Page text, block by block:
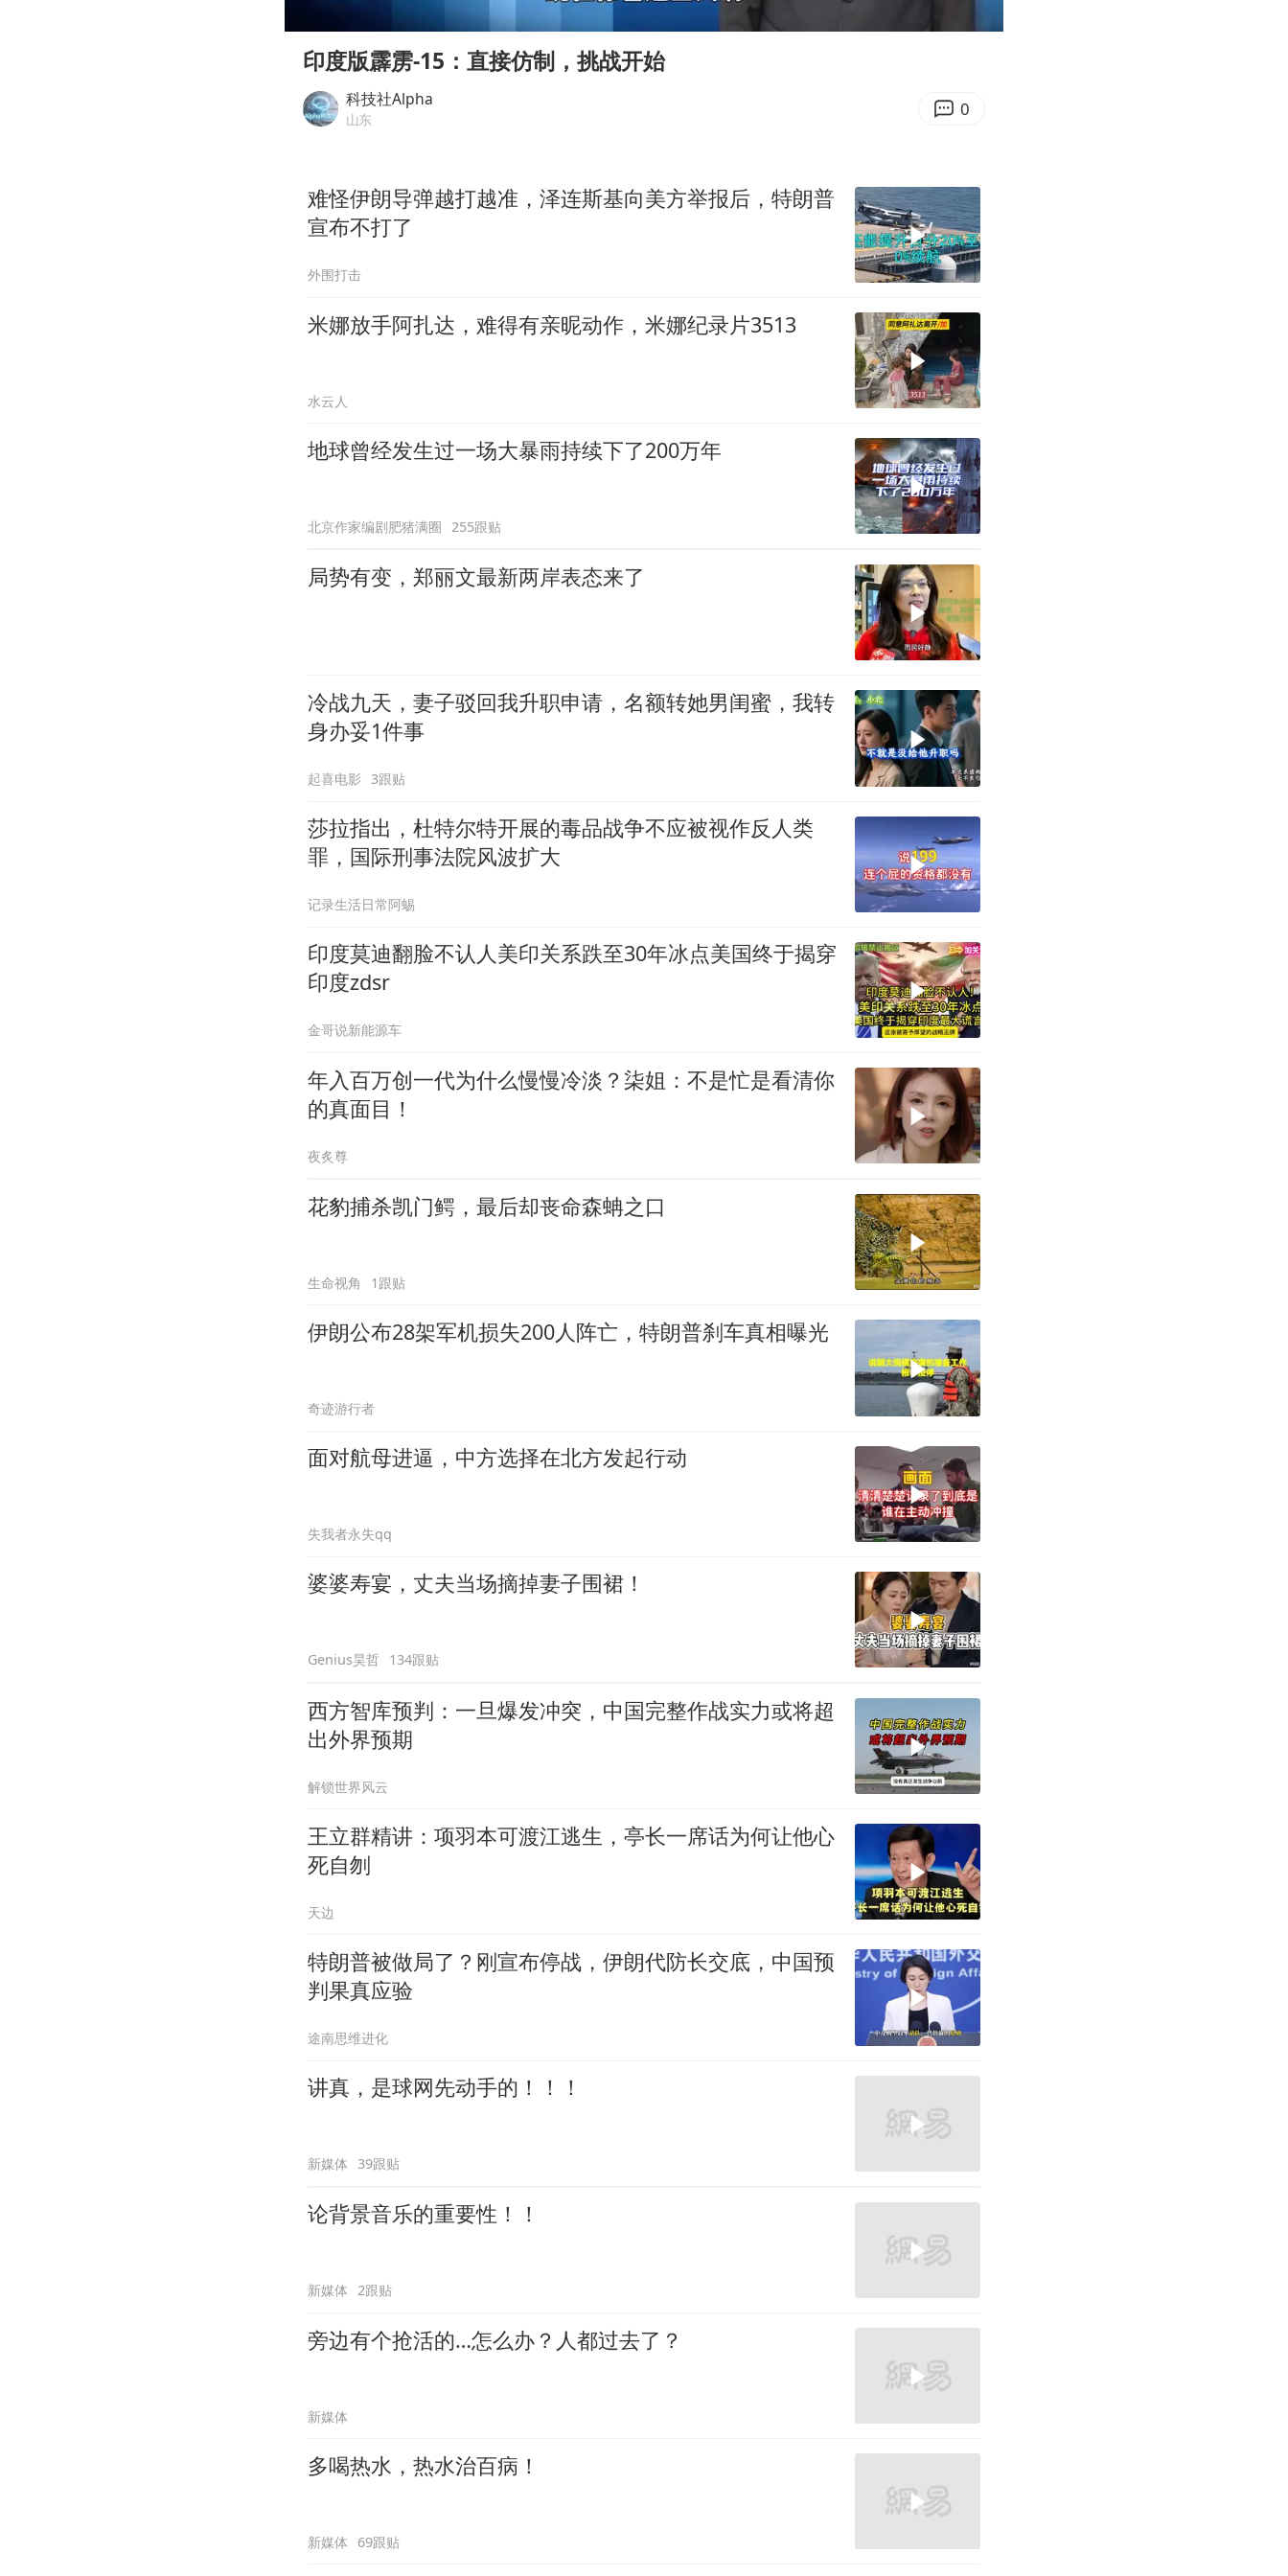
房主任回应争议
把党建设得更加坚强有力
哪吒汽车南宁工厂设备降价20%拍卖
印度版霹雳-15：直接仿制，挑战开始
科技社Alpha
山东 0
难怪伊朗导弹越打越准，泽连斯基向美方举报后，特朗普
宣布不打了
外围打击
米娜放手阿扎达，难得有亲昵动作，米娜纪录片3513
水云人
地球曾经发生过一场大暴雨持续下了200万年
北京作家编剧肥猪满圈 255跟贴
局势有变，郑丽文最新两岸表态来了
冷战九天，妻子驳回我升职申请，名额转她男闺蜜，我转
身办妥1件事
起喜电影 3跟贴
莎拉指出，杜特尔特开展的毒品战争不应被视作反人类
罪，国际刑事法院风波扩大
记录生活日常阿蜴
印度莫迪翻脸不认人美印关系跌至30年冰点美国终于揭穿
印度zdsr
金哥说新能源车
年入百万创一代为什么慢慢冷淡？柒姐：不是忙是看清你
的真面目！
夜炙尊
花豹捕杀凯门鳄，最后却丧命森蚺之口
生命视角 1跟贴
伊朗公布28架军机损失200人阵亡，特朗普刹车真相曝光
奇迹游行者
面对航母进逼，中方选择在北方发起行动
失我者永失qq
婆婆寿宴，丈夫当场摘掉妻子围裙！
Genius昊哲 134跟贴
西方智库预判：一旦爆发冲突，中国完整作战实力或将超
出外界预期
解锁世界风云
王立群精讲：项羽本可渡江逃生，亭长一席话为何让他心
死自刎
天边
特朗普被做局了？刚宣布停战，伊朗代防长交底，中国预
判果真应验
途南思维进化
讲真，是球网先动手的！！！
新媒体 39跟贴
论背景音乐的重要性！！
新媒体 2跟贴
旁边有个抢活的…怎么办？人都过去了？
新媒体
多喝热水，热水治百病！
新媒体 69跟贴